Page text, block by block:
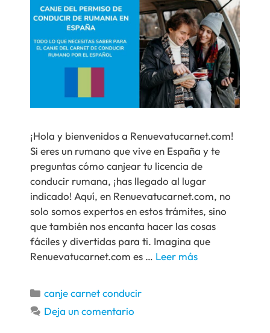
¡Hola y bienvenidos a Renuevatucarnet.com!
Si eres un rumano que vive en España y te
preguntas cómo canjear tu licencia de
conducir rumana, ¡has llegado al lugar
indicado! Aquí, en Renuevatucarnet.com, no
solo somos expertos en estos trámites, sino
que también nos encanta hacer las cosas
fáciles y divertidas para ti. Imagina que
Renuevatucarnet.com es … Leer más
canje carnet conducir
Deja un comentario